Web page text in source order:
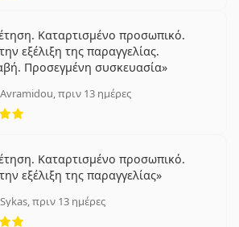
Καταρτισμένο προσωπικό.
εξέλιξη της παραγγελίας.
Προσεγμένη συσκευασία
πριν 13 ημέρες
5 αξιολογήσεις από 5
Καταρτισμένο προσωπικό.
εξέλιξη της παραγγελίας
πριν 13 ημέρες
5 αξιολογήσεις από 5